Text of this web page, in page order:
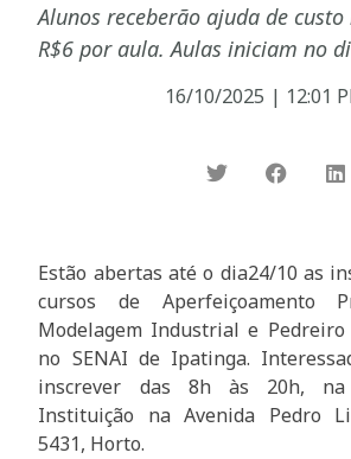
Alunos receberão ajuda de
R$6 por aula. Aulas iniciam no
16/10/2025 | 12:01
Estão abertas até o dia24/10 as
cursos de Aperfeiçoamento
Modelagem Industrial e Pedreiro
no SENAI de Ipatinga.
inscrever das 8h às 20h, na
Instituição na Avenida Pedro
5431, Horto.